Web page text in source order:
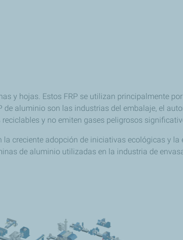
y hojas. Estos FRP se utilizan principalmente
aluminio son las industrias del embalaje, el
y no emiten gases peligrosos
creciente adopción de iniciativas ecológicas y
de aluminio utilizadas en la industria de